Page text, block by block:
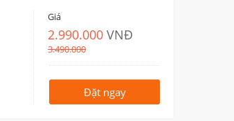
Giá
2.990.000 VNĐ
3.490.000
Đặt ngay